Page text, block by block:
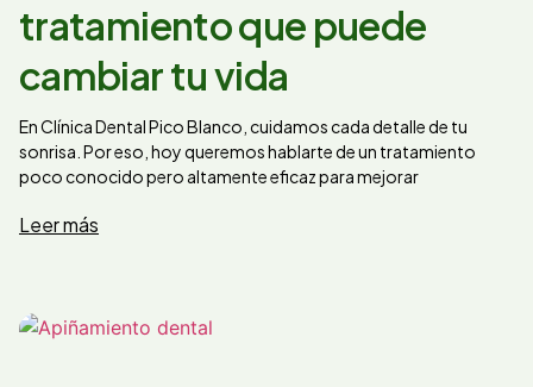
tratamiento que puede
cambiar tu vida
En Clínica Dental Pico Blanco, cuidamos cada detalle de tu
sonrisa. Por eso, hoy queremos hablarte de un tratamiento
poco conocido pero altamente eficaz para mejorar
Leer más